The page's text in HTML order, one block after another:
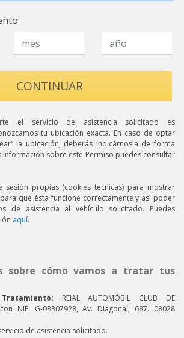
CONTINUAR
el servicio de asistencia solicitado es
tu ubicación exacta. En caso de optar
la ubicación, deberás indicárnosla de forma
información sobre este Permiso puedes consultar
sesión propias (cookies técnicas) para mostrar
que ésta funcione correctamente y así poder
de asistencia al vehículo solicitado. Puedes
aquí.
sobre cómo vamos a tratar tus
REIAL AUTOMÒBIL CLUB DE
con NIF: G-08307928, Av. Diagonal, 687. 08028
de asistencia solicitado.